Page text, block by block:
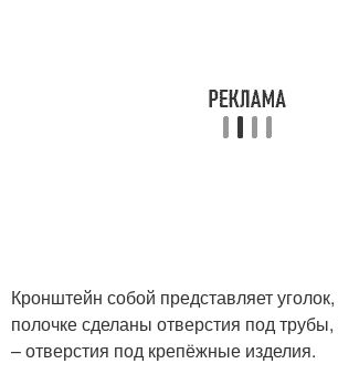
Кронштейн собой представляет
полочке сделаны отверстия под трубы,
– отверстия под крепёжные изделия.